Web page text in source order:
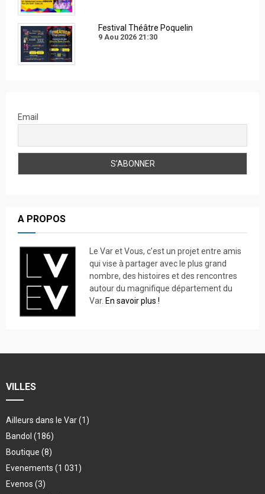
Festival Théâtre Poquelin
9 Aou 2026 21:30
Email
A PROPOS
Le Var et Vous, c’est un projet entre amis
qui vise à partager avec le plus grand
nombre, des histoires et des rencontres
autour du magnifique département du
Var. En savoir plus !
VILLES
Ailleurs dans le Var(1)
Bandol (186)
Boutique (8)
Evenements (1 031)
Evenos (3)